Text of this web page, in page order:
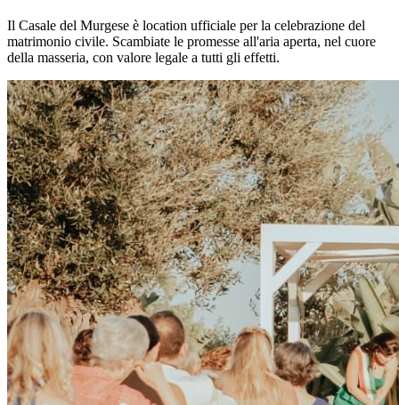
Il Casale del Murgese è location ufficiale per la celebrazione del
matrimonio civile. Scambiate le promesse all'aria aperta, nel cuore
della masseria, con valore legale a tutti gli effetti.